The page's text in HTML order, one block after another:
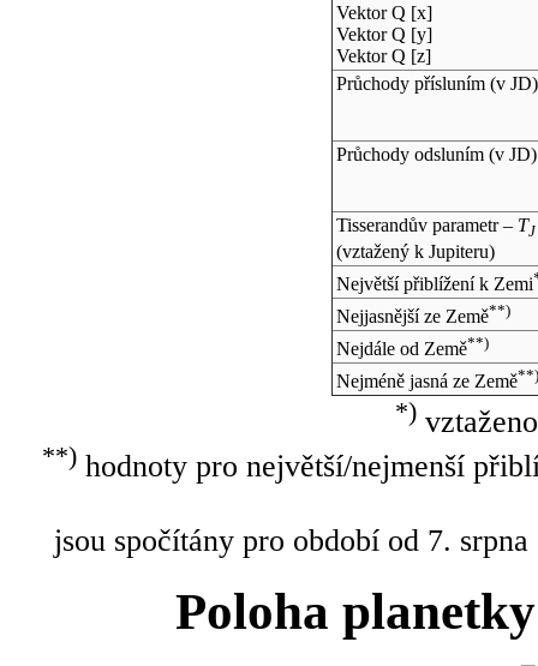
Vektor Q [x]
Vektor Q [y]
Vektor Q [z]
Průchody přísluním (v JD)
Průchody odsluním (v JD)
Tisserandův parametr – TJ
(vztažený k Jupiteru)
Největší přiblížení k Zemi
Nejjasnější ze Země**)
Nejdále od Země**)
Nejméně jasná ze Země**)
*)
**)hodnoty pro největší/nejmenší
jsou spočítány pro období od 7.
Poloha